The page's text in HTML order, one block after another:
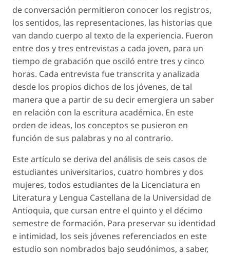
de conversación permitieron conocer los registros,
los sentidos, las representaciones, las historias que
van dando cuerpo al texto de la experiencia. Fueron
entre dos y tres entrevistas a cada joven, para un
tiempo de grabación que osciló entre tres y cinco
horas. Cada entrevista fue transcrita y analizada
desde los propios dichos de los jóvenes, de tal
manera que a partir de su decir emergiera un saber
en relación con la escritura académica. En este
orden de ideas, los conceptos se pusieron en
función de sus palabras y no al contrario.
Este artículo se deriva del análisis de seis casos de
estudiantes universitarios, cuatro hombres y dos
mujeres, todos estudiantes de la Licenciatura en
Literatura y Lengua Castellana de la Universidad de
Antioquia, que cursan entre el quinto y el décimo
semestre de formación. Para preservar su identidad
e intimidad, los seis jóvenes referenciados en este
estudio son nombrados bajo seudónimos, a saber,